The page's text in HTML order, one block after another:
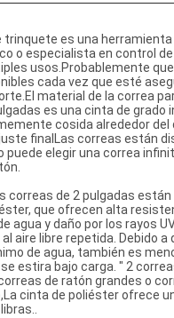
trinquete es una herramienta
o especialista en control
usos.Probablemente
cada vez que esté
material de la correa
es una cinta de grado
cosida alrededor del
finalLas correas están
puede elegir una correa
correas de 2 pulgadas
que ofrecen alta
agua y daño por los rayos
aire libre repetida. Debido a
de agua, también es
estira bajo carga. " 2
de ratón grandes o
cinta de poliéster ofrece